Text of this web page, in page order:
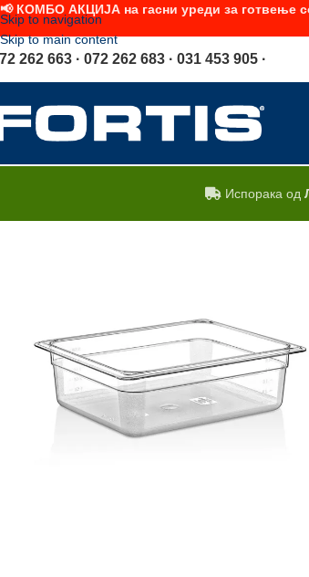
Skip to navigation
Skip to main content
262 663 · 072 262 683 · 031 453 905 ·
Испорака од
📢 КОМБО АКЦИЈА на гасни уреди за готвење